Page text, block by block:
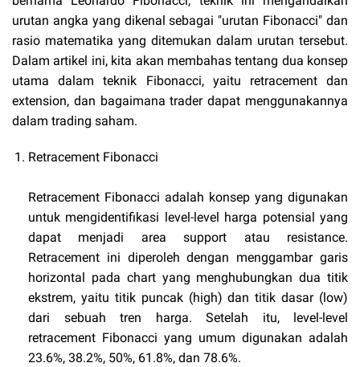
urutan angka yang dikenal sebagai "urutan Fibonacci" dan
rasio matematika yang ditemukan dalam urutan tersebut.
Dalam artikel ini, kita akan membahas tentang dua konsep
utama dalam teknik Fibonacci, yaitu retracement dan
extension, dan bagaimana trader dapat menggunakannya
dalam trading saham.
Retracement Fibonacci
Retracement Fibonacci adalah konsep yang digunakan
untuk mengidentifikasi level-level harga potensial yang
dapat menjadi area support atau resistance.
Retracement ini diperoleh dengan menggambar garis
horizontal pada chart yang menghubungkan dua titik
ekstrem, yaitu titik puncak (high) dan titik dasar (low)
dari sebuah tren harga. Setelah itu, level-level
retracement Fibonacci yang umum digunakan adalah
23.6%, 38.2%, 50%, 61.8%, dan 78.6%.